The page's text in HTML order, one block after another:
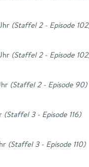
(Staffel 2 - Episode 102
(Staffel 2 - Episode 102
(Staffel 2 - Episode 90)
(Staffel 3 - Episode 116)
(Staffel 3 - Episode 110)